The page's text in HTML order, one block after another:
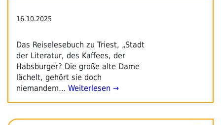
16.10.2025
Das Reiselesebuch zu Triest, „Stadt
der Literatur, des Kaffees, der
Habsburger? Die große alte Dame
lächelt, gehört sie doch
niemandem… Weiterlesen →